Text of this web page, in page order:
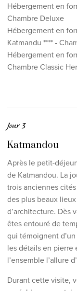
Hébergement en
Chambre Deluxe
Hébergement en
Katmandu **** -
Hébergement en
Chambre Classic
Jour 3
Katmandou
Après le petit-
de Katmandou. La
trois anciennes
des plus beaux
d’architecture. Dès
êtes entouré de
qui témoignent
les détails en pierre
l’ensemble l’allure
Durant cette visite,